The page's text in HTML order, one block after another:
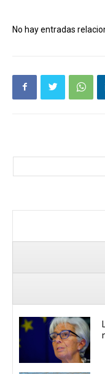
No hay entradas